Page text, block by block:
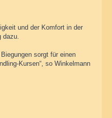
und der Komfort in der
dazu.
sorgt für einen
Kursen“, so Winkelmann